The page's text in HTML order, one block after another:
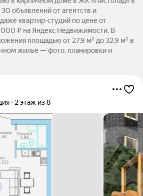
объявлений от агентств и
квартир-студий по цене от
₽ на Яндекс Недвижимости. В
площадью от 27,9 м² до 32,9 м² в
жилье — фото, планировки и
2 этаж из 8